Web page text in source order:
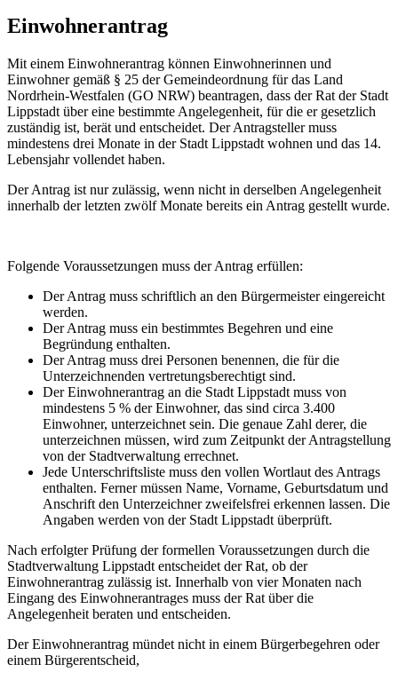
Einwohnerantrag
Mit einem Einwohnerantrag können Einwohnerinnen und
Einwohner gemäß § 25 der Gemeindeordnung für das Land
Nordrhein-Westfalen (GO NRW) beantragen, dass der Rat der Stadt
Lippstadt über eine bestimmte Angelegenheit, für die er gesetzlich
zuständig ist, berät und entscheidet. Der Antragsteller muss
mindestens drei Monate in der Stadt Lippstadt wohnen und das 14.
Lebensjahr vollendet haben.
Der Antrag ist nur zulässig, wenn nicht in derselben Angelegenheit
innerhalb der letzten zwölf Monate bereits ein Antrag gestellt wurde.
Folgende Voraussetzungen muss der Antrag erfüllen:
Der Antrag muss schriftlich an den Bürgermeister eingereicht
werden.
Der Antrag muss ein bestimmtes Begehren und eine
Begründung enthalten.
Der Antrag muss drei Personen benennen, die für die
Unterzeichnenden vertretungsberechtigt sind.
Der Einwohnerantrag an die Stadt Lippstadt muss von
mindestens 5 % der Einwohner, das sind circa 3.400
Einwohner, unterzeichnet sein. Die genaue Zahl derer, die
unterzeichnen müssen, wird zum Zeitpunkt der Antragstellung
von der Stadtverwaltung errechnet.
Jede Unterschriftsliste muss den vollen Wortlaut des Antrags
enthalten. Ferner müssen Name, Vorname, Geburtsdatum und
Anschrift den Unterzeichner zweifelsfrei erkennen lassen. Die
Angaben werden von der Stadt Lippstadt überprüft.
Nach erfolgter Prüfung der formellen Voraussetzungen durch die
Stadtverwaltung Lippstadt entscheidet der Rat, ob der
Einwohnerantrag zulässig ist. Innerhalb von vier Monaten nach
Eingang des Einwohnerantrages muss der Rat über die
Angelegenheit beraten und entscheiden.
Der Einwohnerantrag mündet nicht in einem Bürgerbegehren oder
einem Bürgerentscheid,